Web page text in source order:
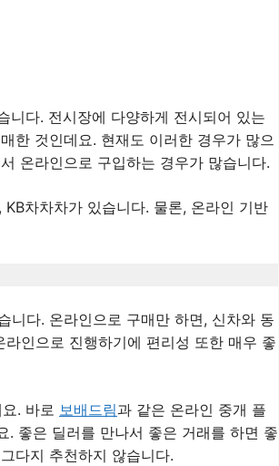
니다. 전시장에 다양하게 전시되어 있는
한 것인데요. 현재도 이러한 경우가 많으
온라인으로 구입하는 경우가 많습니다.
차차차가 있습니다. 물론, 온라인 기반
니다. 온라인으로 구매만 하면, 신차와 동
인으로 진행하기에 편리성 또한 매우 좋
. 바로 보배드림과 같은 온라인 중개 플
. 좋은 딜러를 만나서 좋은 거래를 하면 좋
다지 추천하지 않습니다.